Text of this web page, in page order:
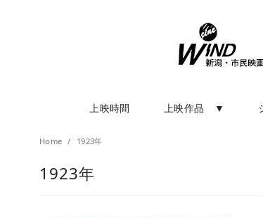
上映時間 上映作品 ▼
Home 1923年
1923年